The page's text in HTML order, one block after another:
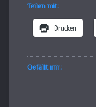
Teilen mit:
Drucken
Gefällt mir: